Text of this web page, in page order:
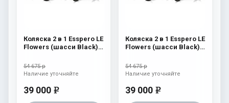
Коляска 2 в 1 Esspero LE
Flowers (шасси Black)
54 675 р
39 000 e
Наличие уточняйте
Коляска 2 в 1 Esspero LE
Flowers (шасси Black)
54 675 р
39 000 e
Наличие уточняйте